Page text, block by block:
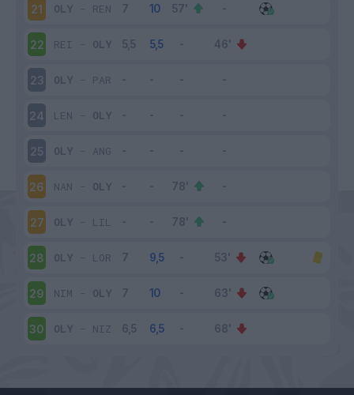
21 OLY - REN
22 REI - OLY
23 OLY - PAR
24 LEN - OLY
25 OLY - ANG
26 NAN - OLY
27 OLY - LIL
28 OLY - LOR
29 NIM - OLY
30 OLY - NIZ